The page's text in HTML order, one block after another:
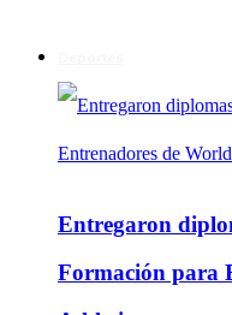
Entregaron
Formación para